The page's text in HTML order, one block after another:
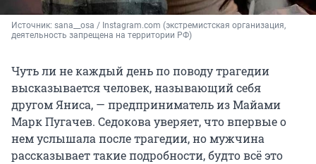
Источник: sana__osa / Instagram.com (экстремистская организация,
деятельность запрещена на территории РФ)
Чуть ли не каждый день по поводу трагедии
высказывается человек, называющий себя
другом Яниса, — предприниматель из Майами
Марк Пугачев. Седокова уверяет, что впервые о
нем услышала после трагедии, но мужчина
рассказывает такие подробности, будто всё это